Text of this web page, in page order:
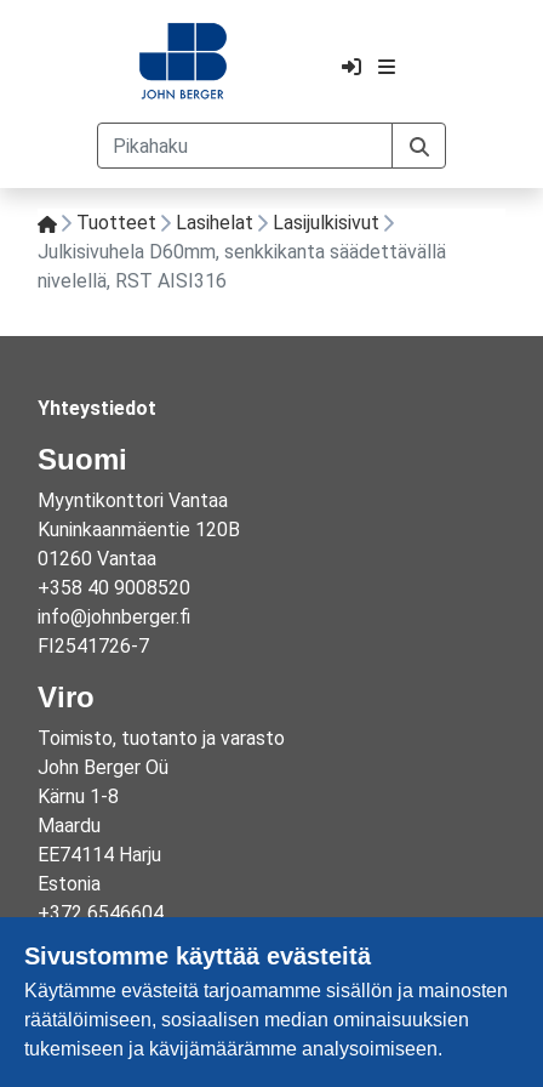
Tuotteet Lasihelat
Lasijulkisivut
Julkisivuhela D60mm, senkkikanta säädettävällä
nivelellä, RST AISI316
Yhteystiedot
Suomi
Myyntikonttori Vantaa
Kuninkaanmäentie 120B
01260 Vantaa
+358 40 9008520
info@johnberger.fi
FI2541726-7
Viro
Toimisto, tuotanto ja varasto
John Berger Oü
Kärnu 1-8
Maardu
EE74114 Harju
Estonia
+372 6546604
info@johnberger.ee
Reg.nr 10265834
EE100332513
Sivustomme käyttää evästeitä
Käytämme evästeitä tarjoamamme sisällön ja mainosten
räätälöimiseen, sosiaalisen median ominaisuuksien
tukemiseen ja kävijämäärämme analysoimiseen.